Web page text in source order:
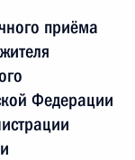
приёма
Федерации